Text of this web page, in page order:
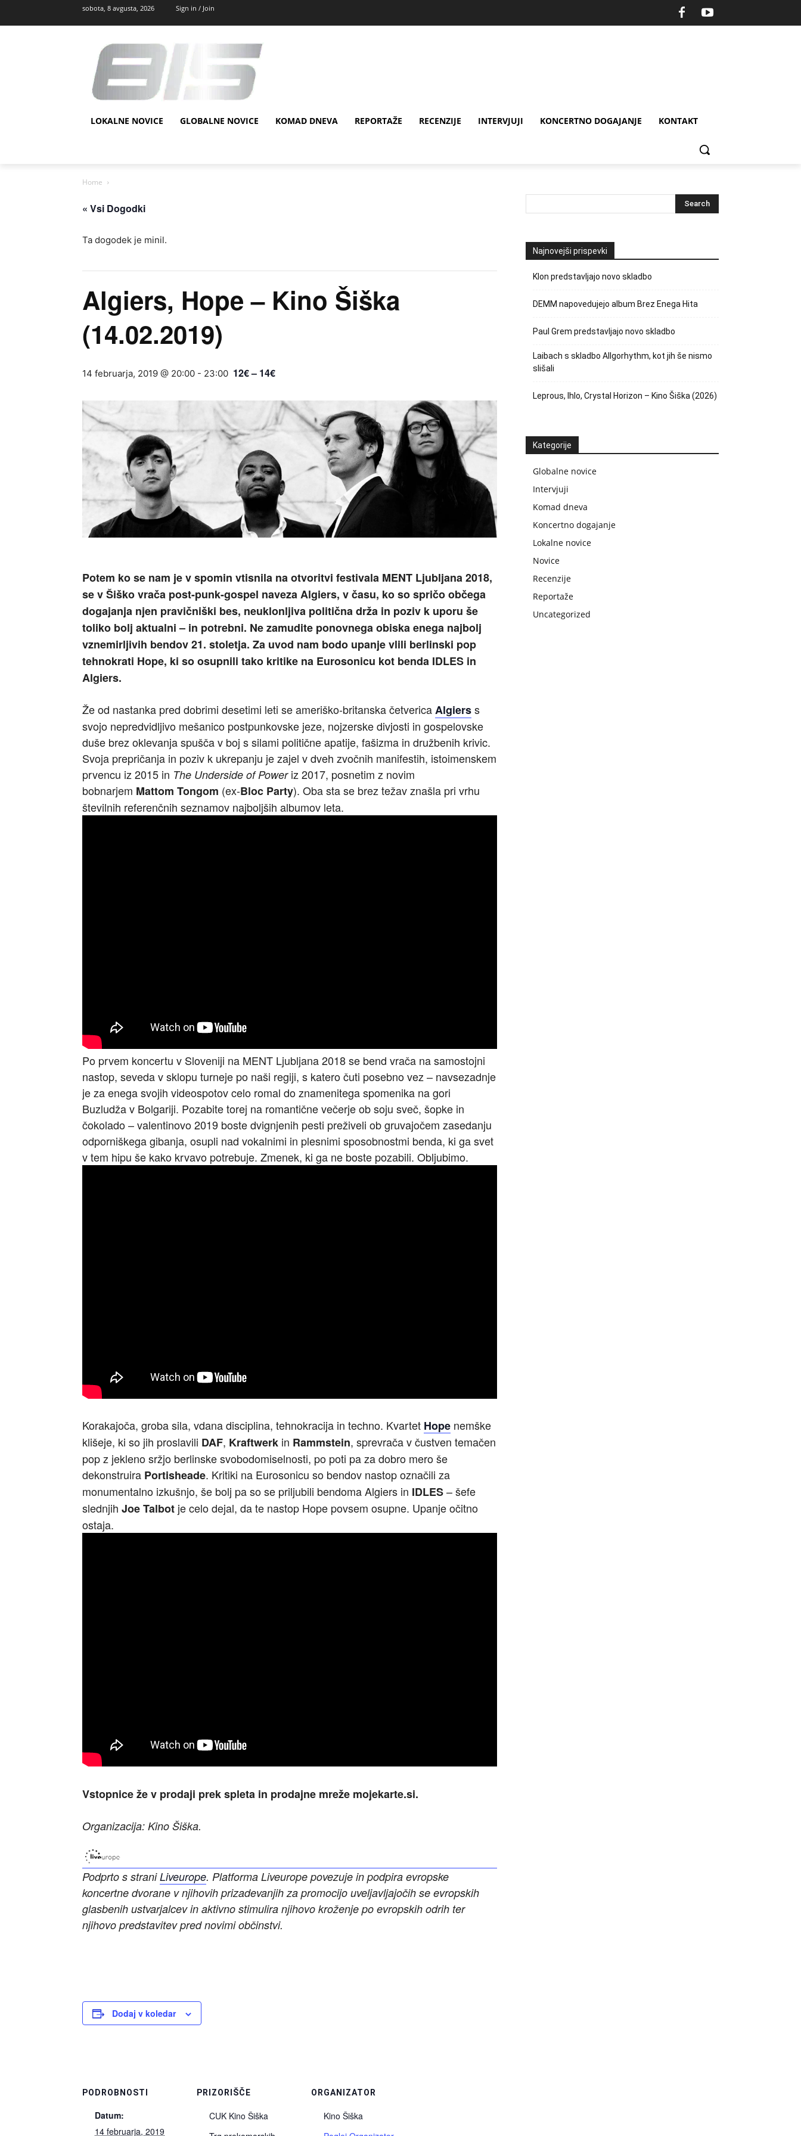
sobota, 8 avgusta, 2026 Sign in / Join
LOKALNE NOVICE GLOBALNE NOVICE KOMAD DNEVA REPORTAŽE RECENZIJE INTERVJUJI KONCERTNO DOGAJANJE KONTAKT
Home
« Vsi Dogodki
Ta dogodek je minil.
Algiers, Hope – Kino Šiška
(14.02.2019)
14 februarja, 2019 @ 20:00 - 23:00 12€ – 14€
Potem ko se nam je v spomin vtisnila na otvoritvi festivala MENT Ljubljana 2018,
se v Šiško vrača post-punk-gospel naveza Algiers, v času, ko so spričo občega
dogajanja njen pravičniški bes, neuklonljiva politična drža in poziv k uporu še
toliko bolj aktualni – in potrebni. Ne zamudite ponovnega obiska enega najbolj
vznemirljivih bendov 21. stoletja. Za uvod nam bodo upanje vlili berlinski pop
tehnokrati Hope, ki so osupnili tako kritike na Eurosonicu kot benda IDLES in
Algiers.
Že od nastanka pred dobrimi desetimi leti se ameriško-britanska četvericaAlgierss
svojo nepredvidljivo mešanico postpunkovske jeze, nojzerske divjosti in gospelovske
duše brez oklevanja spušča v boj s silami politične apatije, fašizma in družbenih krivic.
Svoja prepričanja in poziv k ukrepanju je zajel v dveh zvočnih manifestih, istoimenskem
prvencu iz 2015 in The Underside of Poweriz 2017, posnetim z novim
bobnarjem Mattom Tongom (ex-Bloc Party). Oba sta se brez težav znašla pri vrhu
številnih referenčnih seznamov najboljših albumov leta.
Po prvem koncertu v Sloveniji na MENT Ljubljana 2018 se bend vrača na samostojni
nastop, seveda v sklopu turneje po naši regiji, s katero čuti posebno vez – navsezadnje
je za enega svojih videospotov celo romal do znamenitega spomenika na gori
Buzludža v Bolgariji. Pozabite torej na romantične večerje ob soju sveč, šopke in
čokolado – valentinovo 2019 boste dvignjenih pesti preživeli ob gruvajočem zasedanju
odporniškega gibanja, osupli nad vokalnimi in plesnimi sposobnostmi benda, ki ga svet
v tem hipu še kako krvavo potrebuje. Zmenek, ki ga ne boste pozabili. Obljubimo.
Korakajoča, groba sila, vdana disciplina, tehnokracija in techno. Kvartet Hope nemške
klišeje, ki so jih proslavili DAF, Kraftwerk in Rammstein, sprevrača v čustven temačen
pop z jekleno sržjo berlinske svobodomiselnosti, po poti pa za dobro mero še
dekonstruira Portisheade. Kritiki na Eurosonicu so bendov nastop označili za
monumentalno izkušnjo, še bolj pa so se priljubili bendoma Algiers in IDLES– šefe
slednjih JoeTalbot je celo dejal, da te nastop Hope povsem osupne. Upanje očitno
ostaja.
Vstopnice že v prodaji prek spleta in prodajne mreže mojekarte.si.
Organizacija: Kino Šiška.
Podprto s straniLiveurope. Platforma Liveurope povezuje in podpira evropske
koncertne dvorane v njihovih prizadevanjih za promocijo uveljavljajočih se evropskih
glasbenih ustvarjalcev in aktivno stimulira njihovo kroženje po evropskih odrih ter
njihovo predstavitev pred novimi občinstvi.
Dodaj v koledar
PODROBNOSTI
Datum:
14 februarja, 2019
PRIZORIŠČE
CUK Kino Šiška
ORGANIZATOR
Kino Šiška
Najnovejši prispevki
Klon predstavljajo novo skladbo
DEMM napovedujejo album Brez Enega Hita
Paul Grem predstavljajo novo skladbo
Laibach s skladbo Allgorhythm, kot jih še nismo
slišali
Leprous, Ihlo, Crystal Horizon – Kino Šiška (2026)
Kategorije
Globalne novice
Intervjuji
Komad dneva
Koncertno dogajanje
Lokalne novice
Novice
Recenzije
Reportaže
Uncategorized